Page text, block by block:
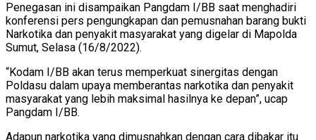
Penegasan ini disampaikan Pangdam I/BB saat menghadiri
konferensi pers pengungkapan dan pemusnahan barang bukti
Narkotika dan penyakit masyarakat yang digelar di Mapolda
Sumut, Selasa (16/8/2022).
“Kodam I/BB akan terus memperkuat sinergitas dengan
Poldasu dalam upaya memberantas narkotika dan penyakit
masyarakat yang lebih maksimal hasilnya ke depan”, ucap
Pangdam I/BB.
Adapun narkotika yang dimusnahkan dengan cara dibakar itu